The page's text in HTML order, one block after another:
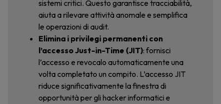
sistemi critici. Questo garantisce tracciabilità,
aiuta a rilevare attività anomale e semplifica
le operazioni di audit.
Elimina i privilegi permanenti con
l’accesso Just-in-Time (JIT): fornisci
l’accesso e revocalo automaticamente una
volta completato un compito. L’accesso JIT
riduce significativamente la finestra di
opportunità per gli hacker informatici e